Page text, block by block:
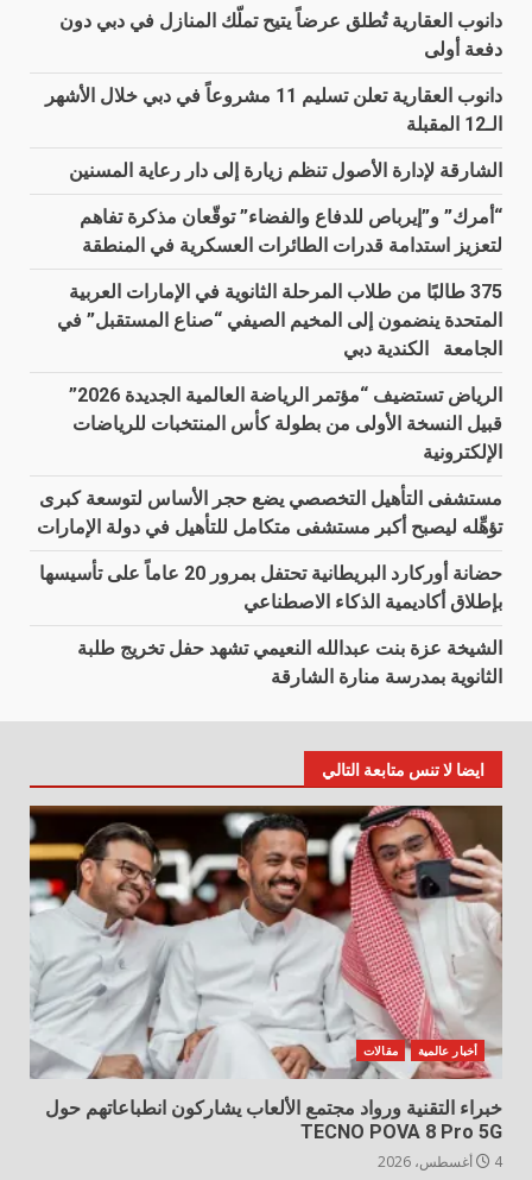
دانوب العقارية تُطلق عرضاً يتيح تملّك المنازل في دبي دون
دفعة أولى
دانوب العقارية تعلن تسليم 11 مشروعاً في دبي خلال الأشهر
الـ12 المقبلة
الشارقة لإدارة الأصول تنظم زيارة إلى دار رعاية المسنين
“أمرك” و”إيرباص للدفاع والفضاء” توقّعان مذكرة تفاهم
لتعزيز استدامة قدرات الطائرات العسكرية في المنطقة
375 طالبًا من طلاب المرحلة الثانوية في الإمارات العربية
المتحدة ينضمون إلى المخيم الصيفي “صناع المستقبل” في
الجامعة الكندية دبي
الرياض تستضيف “مؤتمر الرياضة العالمية الجديدة 2026”
قبيل النسخة الأولى من بطولة كأس المنتخبات للرياضات
الإلكترونية
مستشفى التأهيل التخصصي يضع حجر الأساس لتوسعة كبرى
تؤهِّله ليصبح أكبر مستشفى متكامل للتأهيل في دولة الإمارات
حضانة أوركارد البريطانية تحتفل بمرور 20 عاماً على تأسيسها
بإطلاق أكاديمية الذكاء الاصطناعي
الشيخة عزة بنت عبدالله النعيمي تشهد حفل تخريج طلبة
الثانوية بمدرسة منارة الشارقة
ايضا لا تنس متابعة التالي
أخبار عالمية مقالات
خبراء التقنية ورواد مجتمع الألعاب يشاركون انطباعاتهم حول
TECNO POVA 8 Pro 5G
4 أغسطس، 2026